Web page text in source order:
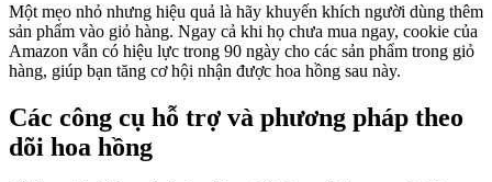
Một mẹo nhỏ nhưng hiệu quả là hãy khuyến khích người dùng thêm
sản phẩm vào giỏ hàng. Ngay cả khi họ chưa mua ngay, cookie của
Amazon vẫn có hiệu lực trong 90 ngày cho các sản phẩm trong giỏ
hàng, giúp bạn tăng cơ hội nhận được hoa hồng sau này.
Các công cụ hỗ trợ và phương pháp theo
dõi hoa hồng